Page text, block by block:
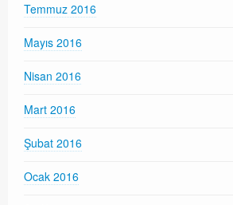
Temmuz 2016
Mayıs 2016
Nisan 2016
Mart 2016
Şubat 2016
Ocak 2016